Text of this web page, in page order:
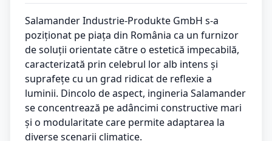
Salamander Industrie-Produkte GmbH s-a
poziționat pe piața din România ca un furnizor
de soluții orientate către o estetică impecabilă,
caracterizată prin celebrul lor alb intens și
suprafețe cu un grad ridicat de reflexie a
luminii. Dincolo de aspect, ingineria Salamander
se concentrează pe adâncimi constructive mari
și o modularitate care permite adaptarea la
diverse scenarii climatice.